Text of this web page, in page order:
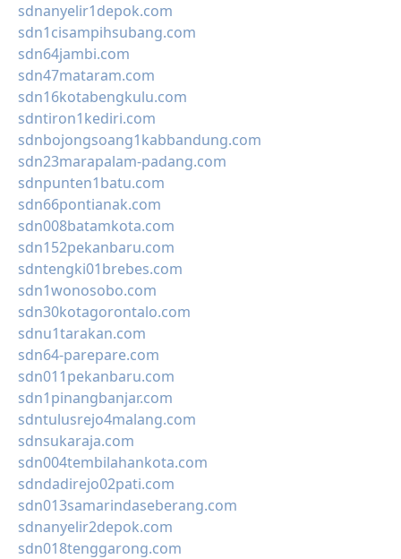
sdnanyelir1depok.com
sdn1cisampihsubang.com
sdn64jambi.com
sdn47mataram.com
sdn16kotabengkulu.com
sdntiron1kediri.com
sdnbojongsoang1kabbandung.com
sdn23marapalam-padang.com
sdnpunten1batu.com
sdn66pontianak.com
sdn008batamkota.com
sdn152pekanbaru.com
sdntengki01brebes.com
sdn1wonosobo.com
sdn30kotagorontalo.com
sdnu1tarakan.com
sdn64-parepare.com
sdn011pekanbaru.com
sdn1pinangbanjar.com
sdntulusrejo4malang.com
sdnsukaraja.com
sdn004tembilahankota.com
sdndadirejo02pati.com
sdn013samarindaseberang.com
sdnanyelir2depok.com
sdn018tenggarong.com